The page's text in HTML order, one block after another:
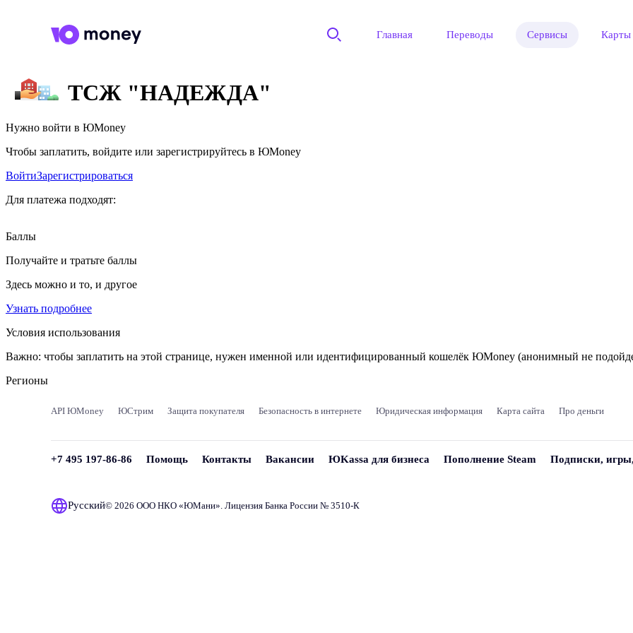
Главная Переводы Сервисы Карты
ТСЖ "НАДЕЖДА"
Нужно войти в ЮMoney
Чтобы заплатить, войдите или зарегистрируйтесь в ЮMoney
ВойтиЗарегистрироваться
Для платежа подходят:
Баллы
Получайте и тратьте баллы
Здесь можно и то, и другое
Узнать подробнее
Условия использования
Важно: чтобы заплатить на этой странице, нужен именной или идентифицированный кошелёк ЮMoney (анонимный не
Регионы
API ЮMoney ЮСтрим Защита покупателя Безопасность в интернете Юридическая информация Карта сайта Про деньги
+7 495 197-86-86 Помощь Контакты Вакансии ЮKassa для бизнеса Пополнение Steam Подписки,
Русский© 2026 ООО НКО «ЮМани». Лицензия Банка России № 3510‑К